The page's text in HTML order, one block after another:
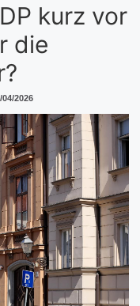
kurz vor
die
04/2026